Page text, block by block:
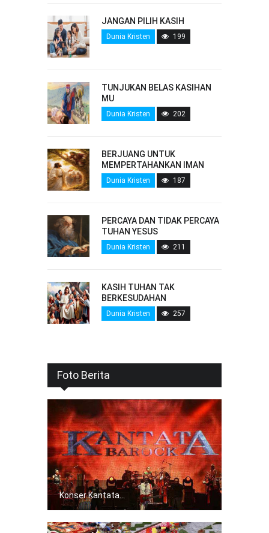
JANGAN PILIH KASIH
Dunia Kristen 199
TUNJUKAN BELAS KASIHAN
MU
Dunia Kristen 202
BERJUANG UNTUK
MEMPERTAHANKAN IMAN
Dunia Kristen 187
PERCAYA DAN TIDAK PERCAYA
TUHAN YESUS
Dunia Kristen 211
KASIH TUHAN TAK
BERKESUDAHAN
Dunia Kristen 257
Foto Berita
Konser Kantata...